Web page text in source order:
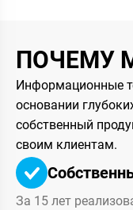
ПОЧЕМУ
Информационные
основании
собственный
своим клиентам.
За 15 лет